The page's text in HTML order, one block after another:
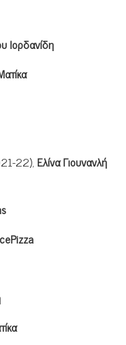
Ιορδανίδη
22), Ελίνα Γιουνανλή